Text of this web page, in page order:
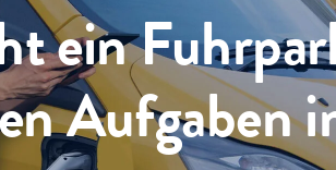
ein
Aufgaben